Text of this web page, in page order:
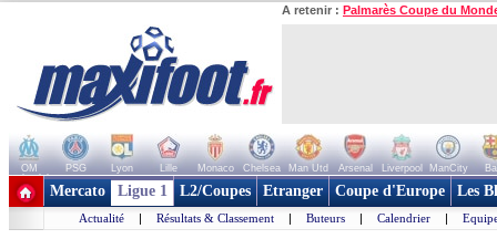
A retenir : Palmarès Coupe du
OM PSG Lyon Lille Monaco Chelsea Man Utd Arsenal Liverpool ManCity
+ de clubs
Mercato Ligue 1 L2/Coupes Etranger Coupe d'Europe Les
Actualité | Résultats & Classement | Buteurs | Calendrier |